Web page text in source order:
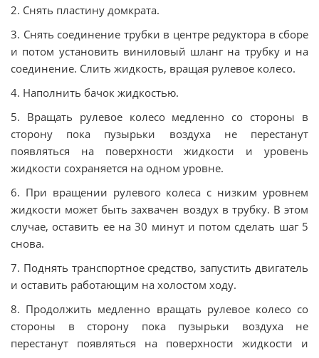
2. Снять пластину домкрата.
3. Снять соединение трубки в центре редуктора в сборе
и потом установить виниловый шланг на трубку и на
соединение. Слить жидкость, вращая рулевое колесо.
4. Наполнить бачок жидкостью.
5. Вращать рулевое колесо медленно со стороны в
сторону пока пузырьки воздуха не перестанут
появляться на поверхности жидкости и уровень
жидкости сохраняется на одном уровне.
6. При вращении рулевого колеса с низким уровнем
жидкости может быть захвачен воздух в трубку. В этом
случае, оставить ее на 30 минут и потом сделать шаг 5
снова.
7. Поднять транспортное средство, запустить двигатель
и оставить работающим на холостом ходу.
8. Продолжить медленно вращать рулевое колесо со
стороны в сторону пока пузырьки воздуха не
перестанут появляться на поверхности жидкости и